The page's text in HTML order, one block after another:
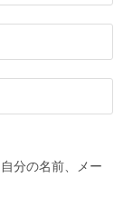
分の名前、メー